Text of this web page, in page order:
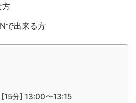
方
で出来る方
分] 13:00〜13:15